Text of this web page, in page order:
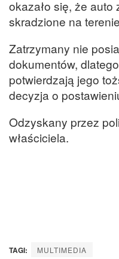
okazało się, że auto
skradzione na
Zatrzymany nie
dokumentów,
potwierdzają jego
decyzja o
Odzyskany przez
właściciela.
TAGI: MULTIMEDIA